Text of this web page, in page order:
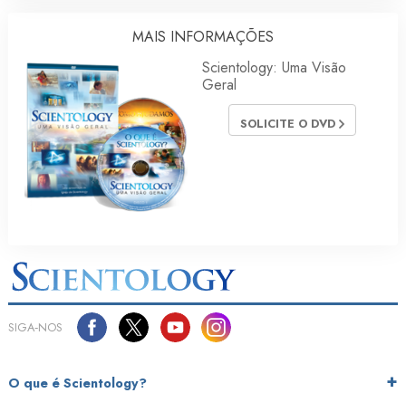
MAIS INFORMAÇÕES
Scientology: Uma Visão
Geral
SOLICITE O DVD
SIGA‑NOS
O que é Scientology?